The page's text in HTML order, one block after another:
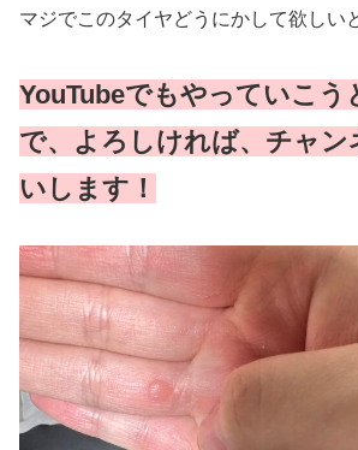
マジでこのタイヤどうにかして欲しい
YouTubeでもやっていこう
で、よろしければ、チャン
いします！